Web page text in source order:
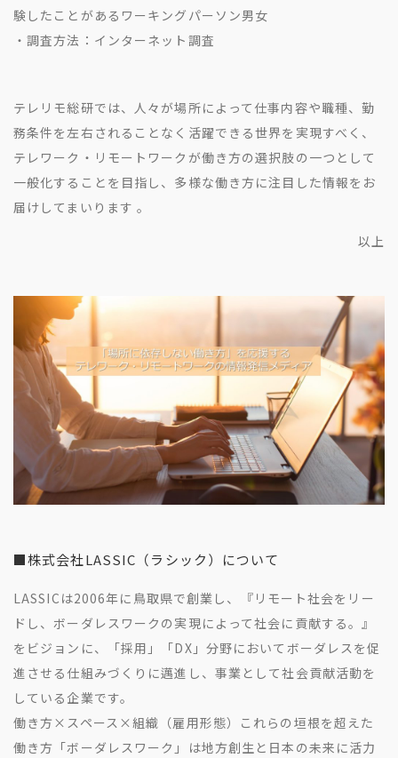
験したことがあるワーキングパーソン男女
・調査方法：インターネット調査
テレリモ総研では、人々が場所によって仕事内容や職種、勤
務条件を左右されることなく活躍できる世界を実現すべく、
テレワーク・リモートワークが働き方の選択肢の一つとして
一般化することを目指し、多様な働き方に注目した情報をお
届けしてまいります 。
以上
■株式会社LASSIC（ラシック）について
LASSICは2006年に鳥取県で創業し、『リモート社会をリー
ドし、ボーダレスワークの実現によって社会に貢献する。』
をビジョンに、「採用」「DX」分野においてボーダレスを促
進させる仕組みづくりに邁進し、事業として社会貢献活動を
している企業です。
働き方×スペース×組織（雇用形態）これらの垣根を超えた
働き方「ボーダレスワーク」は地方創生と日本の未来に活力